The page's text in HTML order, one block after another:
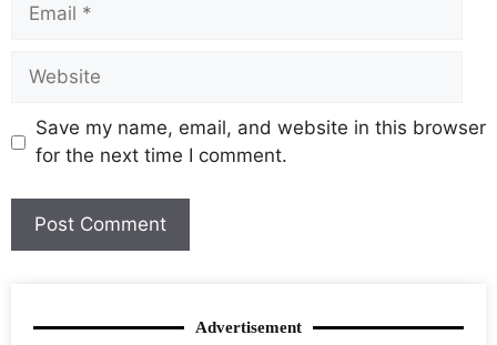
Save my name, email, and website in this browser
for the next time I comment.
Advertisement